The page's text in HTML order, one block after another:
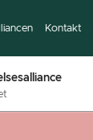
Kontakt